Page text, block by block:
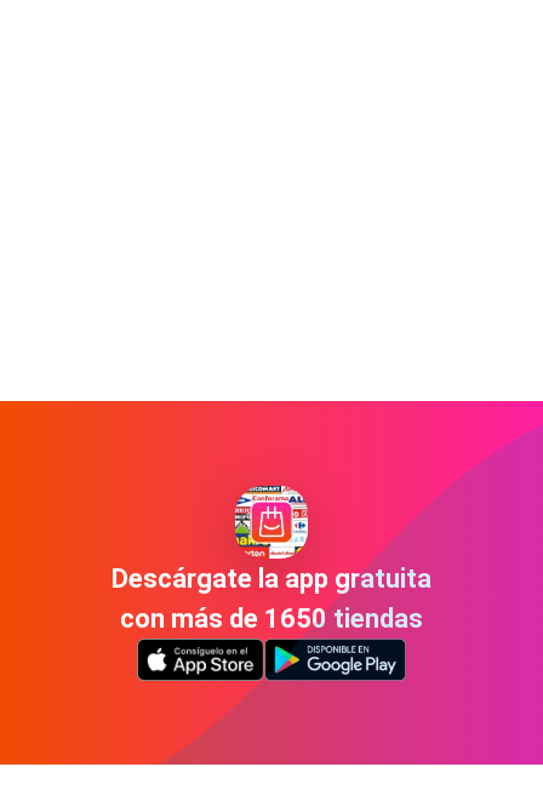
Descárgate la app gratuita
con más de 1650 tiendas